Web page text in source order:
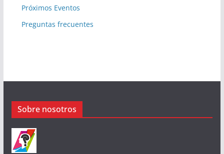
Próximos Eventos
Preguntas frecuentes
Sobre nosotros